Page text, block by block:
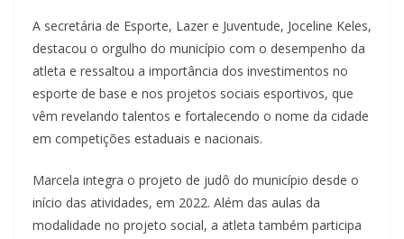
A secretária de Esporte, Lazer e Juventude, Joceline Keles,
destacou o orgulho do município com o desempenho da
atleta e ressaltou a importância dos investimentos no
esporte de base e nos projetos sociais esportivos, que
vêm revelando talentos e fortalecendo o nome da cidade
em competições estaduais e nacionais.
Marcela integra o projeto de judô do município desde o
início das atividades, em 2022. Além das aulas da
modalidade no projeto social, a atleta também participa